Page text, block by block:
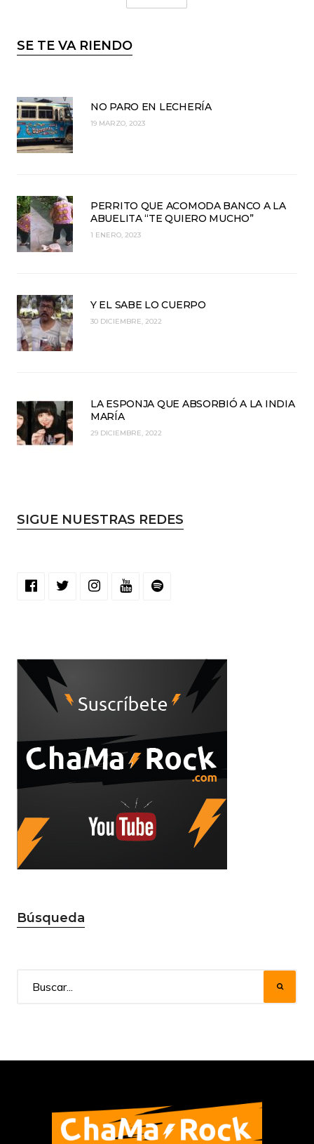
SE TE VA RIENDO
NO PARO EN LECHERÍA
19 MARZO, 2023
PERRITO QUE ACOMODA BANCO A LA
ABUELITA “TE QUIERO MUCHO”
1 ENERO, 2023
Y EL SABE LO CUERPO
30 DICIEMBRE, 2022
LA ESPONJA QUE ABSORBIÓ A LA INDIA
MARÍA
29 DICIEMBRE, 2022
SIGUE NUESTRAS REDES
Búsqueda